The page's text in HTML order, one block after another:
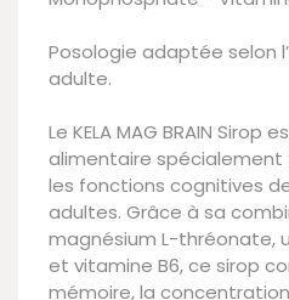
Posologie adaptée selon
adulte.
Le KELA MAG BRAIN
alimentaire spécialement
les fonctions cognitives
adultes. Grâce à sa
magnésium L-thréonate,
et vitamine B6, ce sirop
mémoire, la